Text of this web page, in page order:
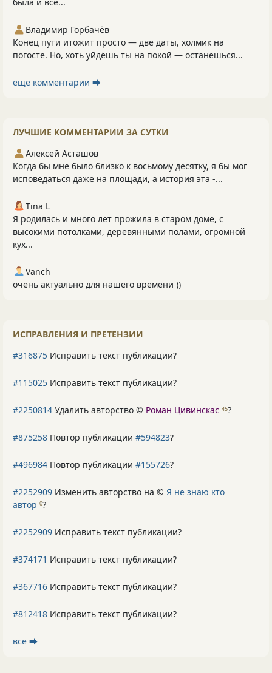
Владимир Горбачёв
Конец пути итожит просто — две даты, холмик на
погосте. Но, хоть уйдёшь ты на покой — останешься...
ещё комментарии ⮕
ЛУЧШИЕ КОММЕНТАРИИ ЗА СУТКИ
Алексей Асташов
Когда бы мне было близко к восьмому десятку, я бы мог
исповедаться даже на площади, а история эта -...
Tina L
Я родилась и много лет прожила в старом доме, с
высокими потолками, деревянными полами, огромной
кух...
Vanch
очень актуально для нашего времени ))
ИСПРАВЛЕНИЯ И ПРЕТЕНЗИИ
#316875 Исправить текст публикации?
#115025 Исправить текст публикации?
#2250814 Удалить авторство © Роман Цивинскас 45?
#875258 Повтор публикации #594823?
#496984 Повтор публикации #155726?
#2252909 Изменить авторство на © Я не знаю кто
автор 0?
#2252909 Исправить текст публикации?
#374171 Исправить текст публикации?
#367716 Исправить текст публикации?
#812418 Исправить текст публикации?
все ⮕